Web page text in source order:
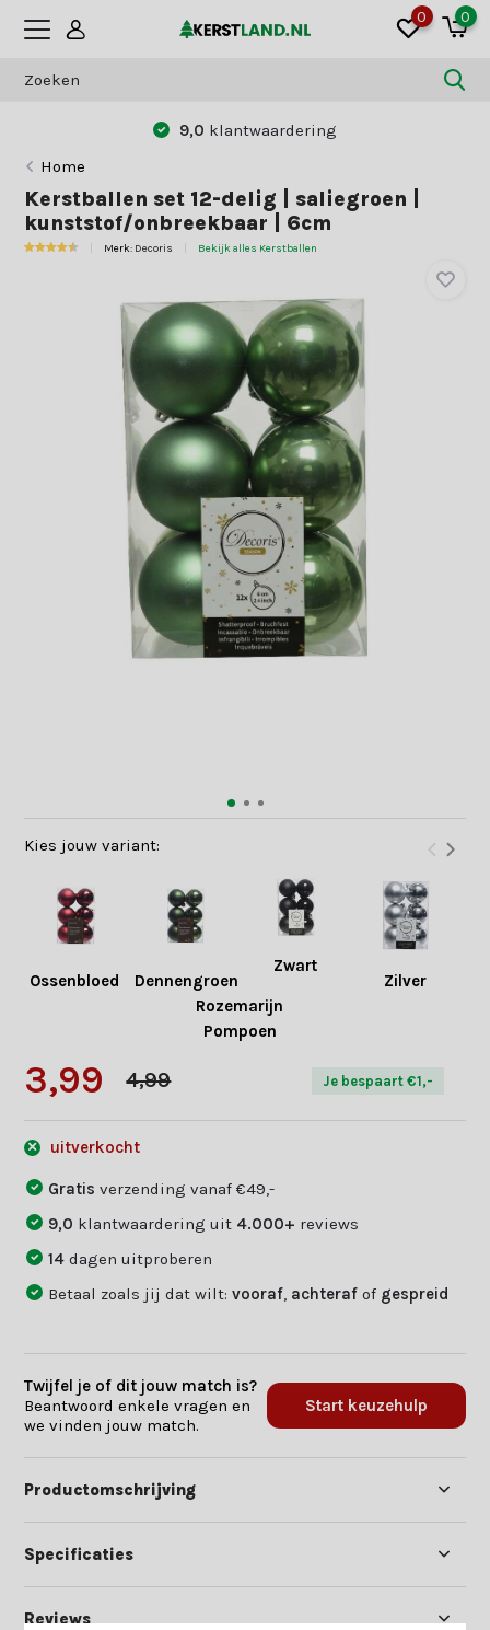
0 0
9,0 klantwaardering
Home
Kerstballen set 12-delig | saliegroen |
kunststof/onbreekbaar | 6cm
Merk: Decoris Bekijk alles Kerstballen
Kies jouw variant:
Ossenbloed Dennengroen
Zwart
Zilver
Rozemarijn
Pompoen
3,99 4,99 Je bespaart €1,-
uitverkocht
Gratisverzending vanaf €49,-
9,0 klantwaardering uit 4.000+ reviews
14dagen uitproberen
Betaal zoals jij dat wilt:vooraf achteraf of gespreid
Twijfel je of dit jouw match is?
Beantwoord enkele vragen en
we vinden jouw match.
Start keuzehulp
Productomschrijving
Specificaties
Reviews